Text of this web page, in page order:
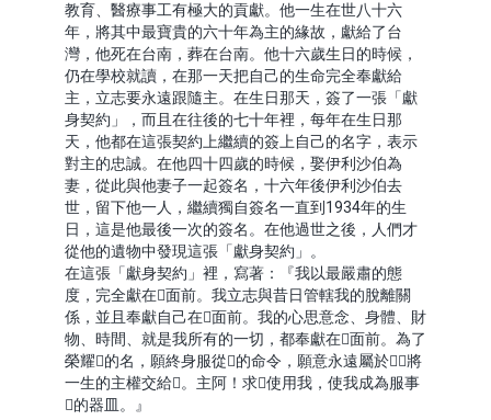
教育、醫療事工有極大的貢獻。他一生在世八十六
年，將其中最寶貴的六十年為主的緣故，獻給了台
灣，他死在台南，葬在台南。他十六歲生日的時候，
仍在學校就讀，在那一天把自己的生命完全奉獻給
主，立志要永遠跟隨主。在生日那天，簽了一張「獻
身契約」，而且在往後的七十年裡，每年在生日那
天，他都在這張契約上繼續的簽上自己的名字，表示
對主的忠誠。在他四十四歲的時候，娶伊利沙伯為
妻，從此與他妻子一起簽名，十六年後伊利沙伯去
世，留下他一人，繼續獨自簽名一直到1934年的生
日，這是他最後一次的簽名。在他過世之後，人們才
從他的遺物中發現這張「獻身契約」。
在這張「獻身契約」裡，寫著：『我以最嚴肅的態
度，完全獻在面前。我立志與昔日管轄我的脫離關
係，並且奉獻自己在面前。我的心思意念、身體、財
物、時間、就是我所有的一切，都奉獻在面前。為了
榮耀的名，願終身服從的命令，願意永遠屬於，將
一生的主權交給。主阿！求使用我，使我成為服事
的器皿。』